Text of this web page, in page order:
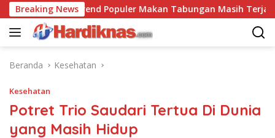
Langsung
ke
konten
Breaking NewsTrend Populer Makan Tabungan Masih Terjadi?
Beranda Kesehatan
Kesehatan
Potret Trio Saudari Tertua Di Dunia
yang Masih Hidup